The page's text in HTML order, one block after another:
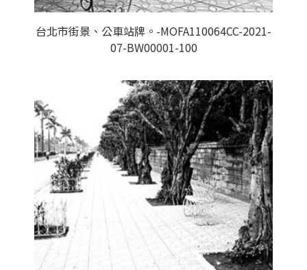
台北市街景、公車站牌。-MOFA110064CC-2021-
07-BW00001-100